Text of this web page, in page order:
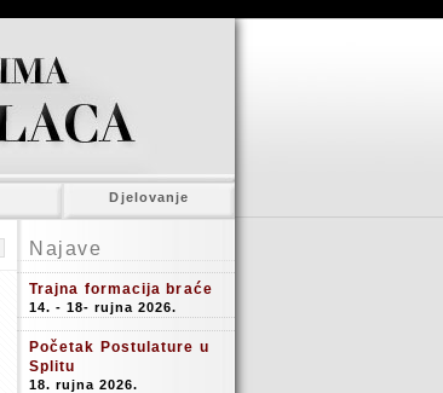
Djelovanje
Najave
Trajna formacija braće
14. - 18- rujna 2026.
Početak Postulature u
Splitu
18. rujna 2026.